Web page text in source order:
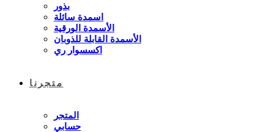
بذور
اسمدة سائلة
الأسمدة الورقية
الأسمدة القابلة للذوبان
اكسسوار ري
متجرنا
المتجر
حسابي